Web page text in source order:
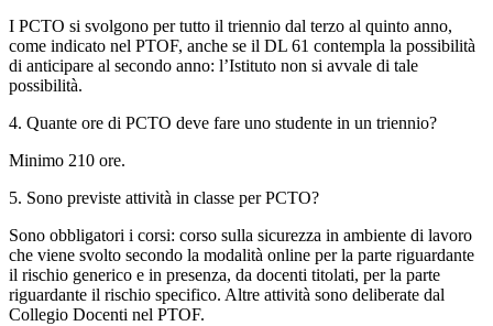
I PCTO si svolgono per tutto il triennio dal terzo al quinto anno,
come indicato nel PTOF, anche se il DL 61 contempla la possibilità
di anticipare al secondo anno: l’Istituto non si avvale di tale
possibilità.
4. Quante ore di PCTO deve fare uno studente in un triennio?
Minimo 210 ore.
5. Sono previste attività in classe per PCTO?
Sono obbligatori i corsi: corso sulla sicurezza in ambiente di lavoro
che viene svolto secondo la modalità online per la parte riguardante
il rischio generico e in presenza, da docenti titolati, per la parte
riguardante il rischio specifico. Altre attività sono deliberate dal
Collegio Docenti nel PTOF.